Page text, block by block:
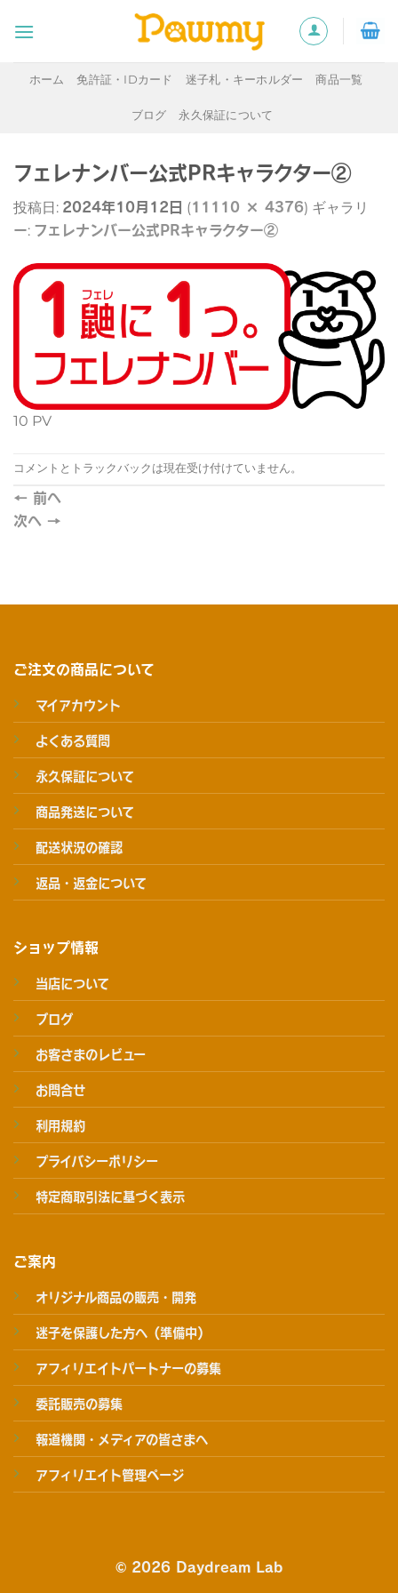
ホーム 免許証・IDカード 迷子札・キーホルダー 商品一覧
ブログ 永久保証について
フェレナンバー公式PRキャラクター②
投稿日: 2024年10月12日 (11110 × 4376) ギャラリ
ー: フェレナンバー公式PRキャラクター②
10 PV
コメントとトラックバックは現在受け付けていません。
← 前へ
次へ →
ご注文の商品について
マイアカウント
よくある質問
永久保証について
商品発送について
配送状況の確認
返品・返金について
ショップ情報
当店について
ブログ
お客さまのレビュー
お問合せ
利用規約
プライバシーポリシー
特定商取引法に基づく表示
ご案内
オリジナル商品の販売・開発
迷子を保護した方へ（準備中）
アフィリエイトパートナーの募集
委託販売の募集
報道機関・メディアの皆さまへ
アフィリエイト管理ページ
© 2026 Daydream Lab